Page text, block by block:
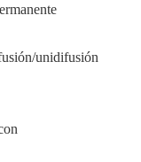
unidifusión